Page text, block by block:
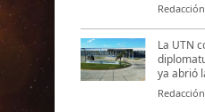
La UTN
ya abrió